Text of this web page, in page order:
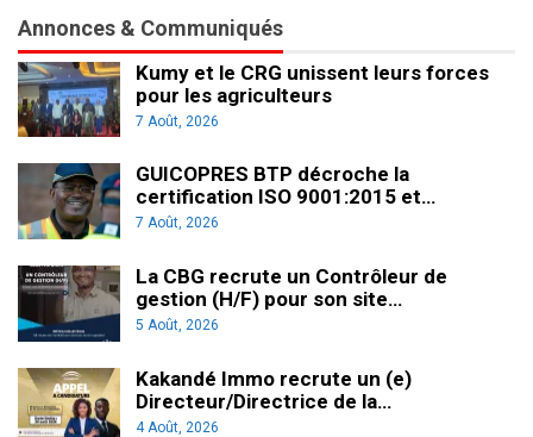
Annonces & Communiqués
Kumy et le CRG unissent leurs forces
pour les agriculteurs
7 Août, 2026
GUICOPRES BTP décroche la
certification ISO 9001:2015 et…
7 Août, 2026
La CBG recrute un Contrôleur de
gestion (H/F) pour son site…
5 Août, 2026
Kakandé Immo recrute un (e)
Directeur/Directrice de la…
4 Août, 2026